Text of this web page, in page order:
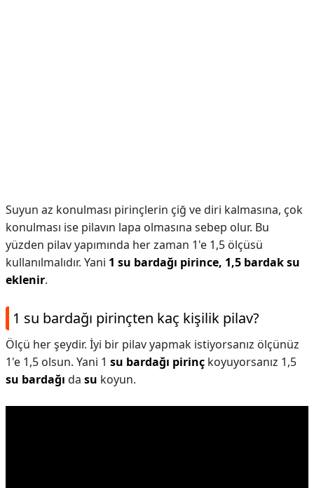
Suyun az konulması pirinçlerin çiğ ve diri kalmasına, çok
konulması ise pilavın lapa olmasına sebep olur. Bu
yüzden pilav yapımında her zaman 1'e 1,5 ölçüsü
kullanılmalıdır. Yani 1 su bardağı pirince, 1,5 bardak su
eklenir.
1 su bardağı pirinçten kaç kişilik pilav?
Ölçü her şeydir. İyi bir pilav yapmak istiyorsanız ölçünüz
1'e 1,5 olsun. Yani 1 su bardağı pirinç koyuyorsanız 1,5
su bardağı da su koyun.